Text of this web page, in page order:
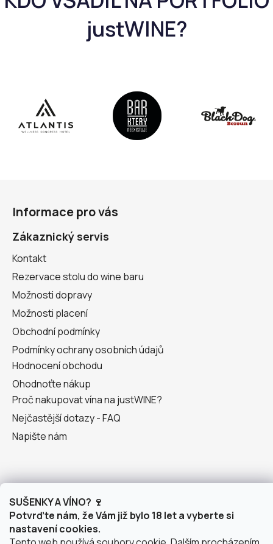
SUŠENKY A VÍNO? 🍷
Potvrďte nám, že Vám již bylo 18 let a vyberte si
nastavení cookies.
Informace pro vás
Zákaznický servis
Kontakt
Rezervace stolu do wine baru
Možnosti dopravy
Možnosti placení
Obchodní podmínky
Podmínky ochrany osobních údajů
Hodnocení obchodu
Ohodnoťte nákup
Proč nakupovat vína na justWINE?
Nejčastější dotazy - FAQ
Napište nám
O nás